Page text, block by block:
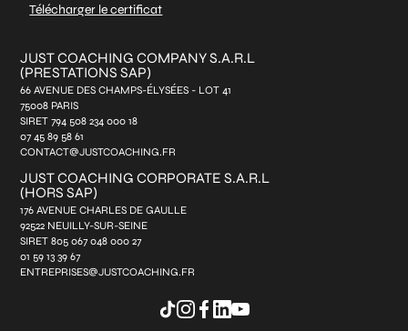
Télécharger le certificat
JUST COACHING COMPANY S.A.R.L
(PRESTATIONS SAP)
66 AVENUE DES CHAMPS-ÉLYSÉES - LOT 41
75008 PARIS
SIRET 794 508 234 000 18
07 45 89 58 61
CONTACT@JUSTCOACHING.FR
JUST COACHING CORPORATE S.A.R.L
(HORS SAP)
176 AVENUE CHARLES DE GAULLE
92522 NEUILLY-SUR-SEINE
SIRET 805 067 048 000 27
01 59 13 39 67
ENTREPRISES@JUSTCOACHING.FR